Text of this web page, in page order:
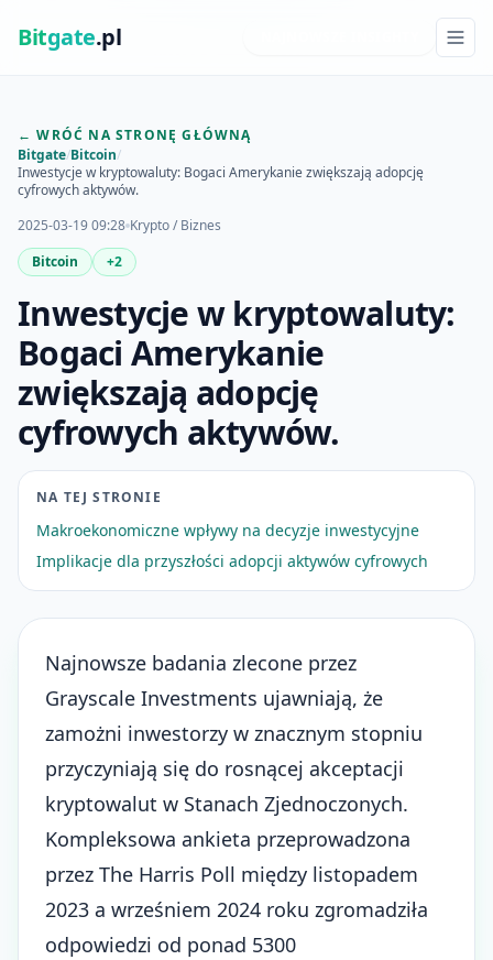
Bitgate.pl
← WRÓĆ NA STRONĘ GŁÓWNĄ
Bitgate/Bitcoin/
Inwestycje w kryptowaluty: Bogaci Amerykanie zwiększają adopcję
cyfrowych aktywów.
2025-03-19 09:28 Krypto / Biznes
Bitcoin
+2
Inwestycje w kryptowaluty:
Bogaci Amerykanie
zwiększają adopcję
cyfrowych aktywów.
NA TEJ STRONIE
Makroekonomiczne wpływy na decyzje inwestycyjne
Implikacje dla przyszłości adopcji aktywów cyfrowych
Najnowsze badania zlecone przez
Grayscale Investments ujawniają, że
zamożni inwestorzy w znacznym stopniu
przyczyniają się do rosnącej akceptacji
kryptowalut w Stanach Zjednoczonych.
Kompleksowa ankieta przeprowadzona
przez The Harris Poll między listopadem
2023 a wrześniem 2024 roku zgromadziła
odpowiedzi od ponad 5300